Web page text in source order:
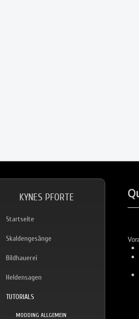
KYNES PFORTE
Startseite
Skaldengesänge
Bildhauerei
Heldensagen
TUTORIALS
MODDING ALLGEMEIN